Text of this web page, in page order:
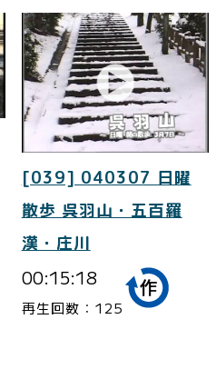
[039] 040307 日曜
散歩 呉羽山・五百羅
漢・庄川
00:15:18
再生回数：125